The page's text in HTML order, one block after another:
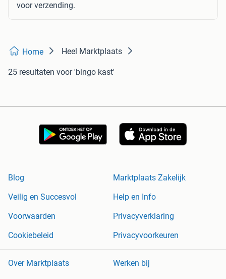
voor verzending.
Home Heel Marktplaats
25 resultaten voor 'bingo kast'
Blog
Marktplaats Zakelijk
Veilig en Succesvol
Help en Info
Voorwaarden
Privacyverklaring
Cookiebeleid
Privacyvoorkeuren
Over Marktplaats
Werken bij